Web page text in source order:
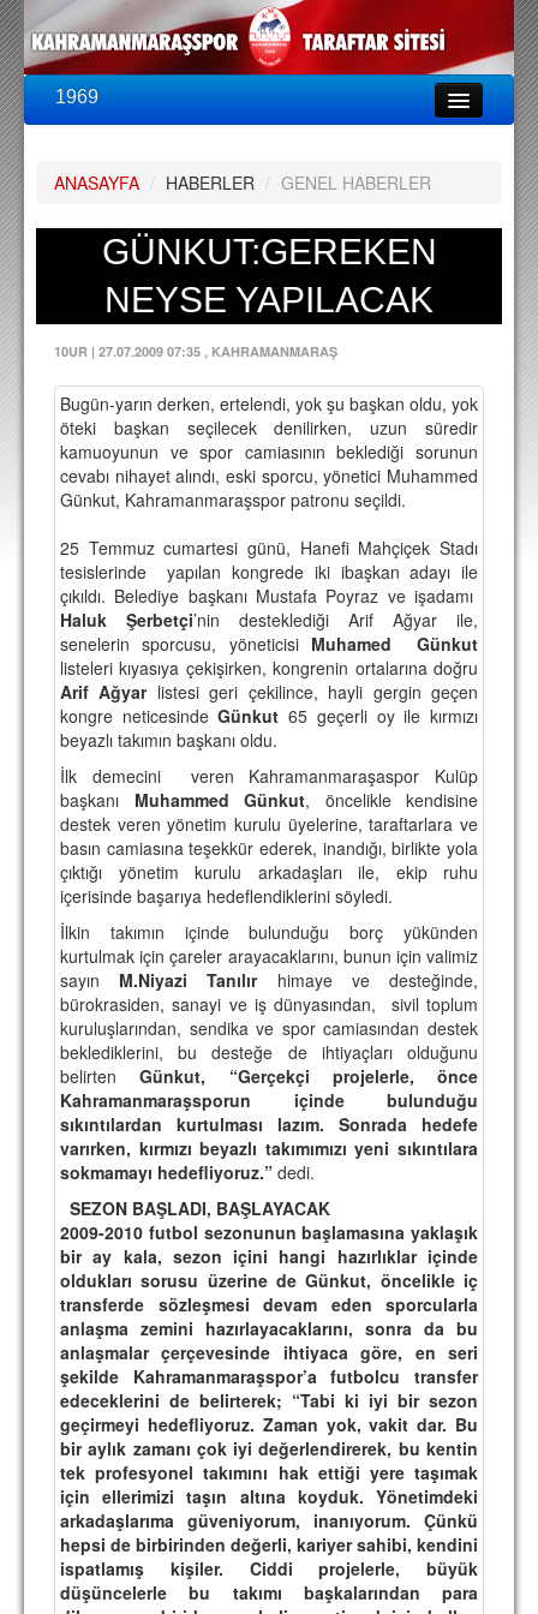
1969
PUAN DURUMU
FİKSTÜR
A TAKIM KADROSU
TEKNİK KADRO
TRANSFERLER
TARAFTAR
BİLETLER
DEPLASMAN
LİSANSLI ÜRÜNLER
MULTİMEDYA
FOTOĞRAF & VİDEOLAR
MARŞ & TEZAHÜRATLAR
KULÜP
AMBLEM
SPOR TESİSLERİ
PERSONEL
SPONSORLAR
TARİHÇE
TARİHİ BAŞARILAR
BASINDAN
ESKi BAŞKANLAR
ESKİ HOCALAR
HAKKIMIZDA
MİSYON
HAKKIMIZDA
İRTİBAT
SİTE İSTATİSTİKLERİ
REKLAM YAYINI
ANASAYFA / HABERLER / GENEL HABERLER
GÜNKUT:GEREKEN
NEYSE YAPILACAK
10UR | 27.07.2009 07:35 , KAHRAMANMARAŞ
Bugün-yarın derken, ertelendi, yok şu başkan oldu, yok
öteki başkan seçilecek denilirken, uzun süredir
kamuoyunun ve spor camiasının beklediği sorunun
cevabı nihayet alındı, eski sporcu, yönetici Muhammed
Günkut, Kahramanmaraşspor patronu seçildi.
25 Temmuz cumartesi günü, Hanefi Mahçiçek Stadı
tesislerinde
yapılan kongrede iki ibaşkan adayı ile
çıkıldı. Belediye başkanı Mustafa Poyraz ve işadamı
Haluk
Şerbetçi’nin desteklediği Arif Ağyar ile,
senelerin sporcusu, yöneticisi Muhamed
Günkut
listeleri kıyasıya çekişirken, kongrenin ortalarına doğru
Arif Ağyarlistesi geri çekilince, hayli gergin geçen
kongre neticesindeGünkut65 geçerli oy ile kırmızı
beyazlı takımın başkanı oldu.
İlk demecini veren Kahramanmaraşaspor Kulüp
başkanı Muhammed Günkut, öncelikle kendisine
destek veren yönetim kurulu üyelerine, taraftarlara ve
basın camiasına teşekkür ederek, inandığı, birlikte yola
çıktığı yönetim kurulu arkadaşları ile, ekip ruhu
içerisinde başarıya hedeflendiklerini söyledi.
İlkin takımın içinde bulunduğu borç yükünden
kurtulmak için çareler arayacaklarını, bunun için valimiz
sayın M.Niyazi Tanılırhimaye ve desteğinde,
bürokrasiden, sanayi ve iş dünyasından,
sivil toplum
kuruluşlarından, sendika ve spor camiasından destek
beklediklerini, bu desteğe de ihtiyaçları olduğunu
belirtenGünkut,
“Gerçekçi projelerle, önce
Kahramanmaraşsporun içinde bulunduğu
sıkıntılardan kurtulması lazım. Sonrada hedefe
varırken, kırmızı beyazlı takımımızı yeni sıkıntılara
sokmamayı hedefliyoruz.” dedi.
SEZON BAŞLADI, BAŞLAYACAK
2009-2010 futbol sezonunun başlamasına yaklaşık
bir ay kala, sezon içini hangi hazırlıklar içinde
oldukları sorusu üzerine deGünkut, öncelikle iç
transferde sözleşmesi devam eden sporcularla
anlaşma zemini hazırlayacaklarını, sonra da bu
anlaşmalar çerçevesinde ihtiyaca göre, en seri
şekilde Kahramanmaraşspor’a futbolcu transfer
edeceklerini de belirterek; “Tabi ki iyi bir sezon
geçirmeyi hedefliyoruz. Zaman yok, vakit dar. Bu
bir aylık zamanı çok iyi değerlendirerek, bu kentin
tek profesyonel takımını hak ettiği yere taşımak
için ellerimizi taşın altına koyduk. Yönetimdeki
arkadaşlarıma güveniyorum, inanıyorum. Çünkü
hepsi de birbirinden değerli, kariyer sahibi, kendini
ispatlamış kişiler. Ciddi projelerle, büyük
düşüncelerle bu takımı başkalarından para